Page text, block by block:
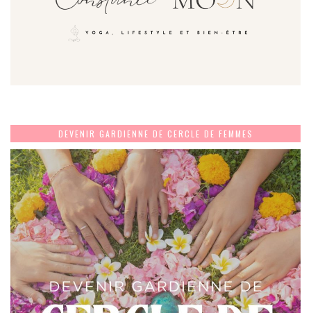
DEVENIR GARDIENNE DE CERCLE DE FEMMES